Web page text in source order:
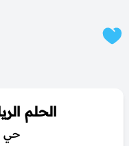
الحلم
حي